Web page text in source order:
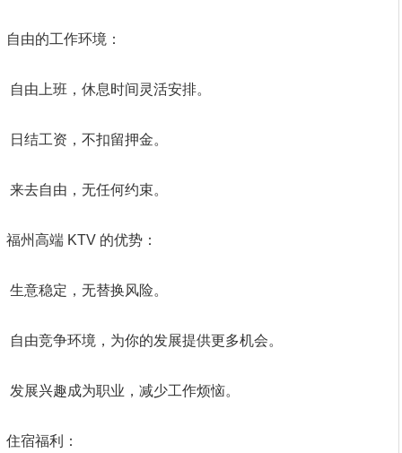
自由的工作环境：
自由上班，休息时间灵活安排。
日结工资，不扣留押金。
来去自由，无任何约束。
福州高端 KTV 的优势：
生意稳定，无替换风险。
自由竞争环境，为你的发展提供更多机会。
发展兴趣成为职业，减少工作烦恼。
住宿福利：